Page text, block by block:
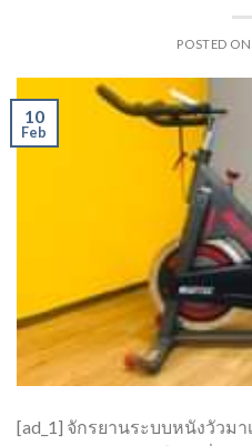
POSTED ON
10
Feb
[ad_1] จักรยานระบบหนังวัวมา